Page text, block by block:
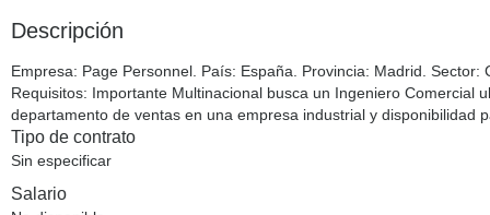
Descripción
Empresa: Page Personnel. País: España. Provincia: Madrid. Sector:
Requisitos: Importante Multinacional busca un Ingeniero Comercial
departamento de ventas en una empresa industrial y disponibilidad
Tipo de contrato
Sin especificar
Salario